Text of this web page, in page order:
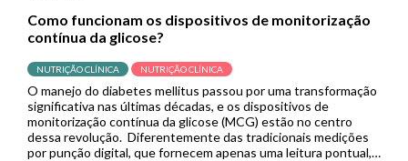
Como funcionam os dispositivos de monitorização
contínua da glicose?
NUTRIÇÃO CLÍNICA NUTRIÇÃO CLÍNICA
O manejo do diabetes mellitus passou por uma transformação
significativa nas últimas décadas, e os dispositivos de
monitorização contínua da glicose (MCG) estão no centro
dessa revolução. Diferentemente das tradicionais medições
por punção digital, que fornecem apenas uma leitura pontual,